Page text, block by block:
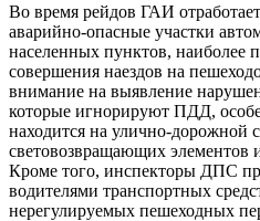
Во время рейдов ГАИ
аварийно-опасные участки
населенных пунктов, наиболее
совершения наездов на
внимание на выявление
которые игнорируют ПДД,
находится на улично-дорожной
световозвращающих элементов
Кроме того, инспекторы ДПС
водителями транспортных
нерегулируемых пешеходных